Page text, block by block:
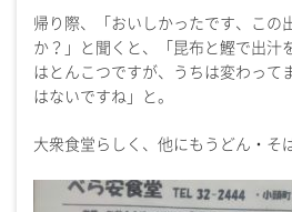
帰り際、「おいしかったです、この
か？」と聞くと、「昆布と鰹で出汁
はとんこつですが、うちは変わって
はないですね」と。
大衆食堂らしく、他にもうどん・そ